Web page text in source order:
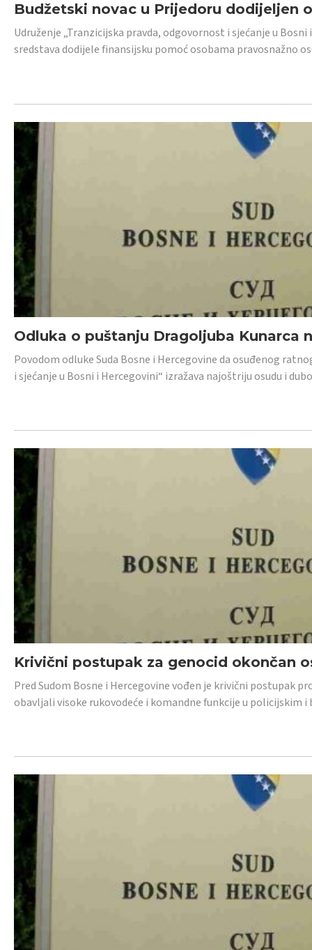
Budžetski novac u Prijedoru dodijeljen
Udruženje „Tranzicijska pravda, odgovornost i sjećanje u
sredstava dodijele finansijsku pomoć osobama pravosnažno
Odluka o puštanju Dragoljuba Kunarca
Povodom odluke Suda Bosne i Hercegovine da osuđenog
i sjećanje u Bosni i Hercegovini“ izražava najoštriju osudu i
Krivični postupak za genocid okončan
Pred Sudom Bosne i Hercegovine vođen je krivični postupak
obavljali visoke rukovodeće i komandne funkcije u policijskim